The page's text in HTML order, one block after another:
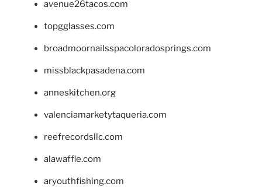
avenue26tacos.com
topgglasses.com
broadmoornailsspacoloradosprings.com
missblackpasadena.com
anneskitchen.org
valenciamarketytaqueria.com
reefrecordsllc.com
alawaffle.com
aryouthfishing.com